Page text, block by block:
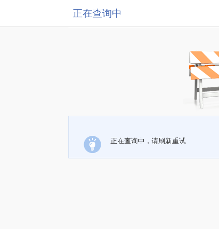
正在查询中
正在查询中，请刷新重试